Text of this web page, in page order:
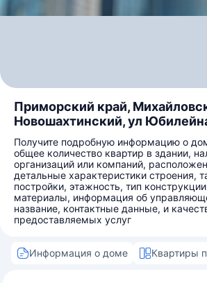
Приморский край,
Новошахтинский, ул
Получите подробную информацию о
общее количество квартир в здании,
организаций или компаний,
детальные характеристики строения,
постройки, этажность, тип
материалы, информация об
название, контактные данные, и
предоставляемых услуг
Информация о доме Квартиры